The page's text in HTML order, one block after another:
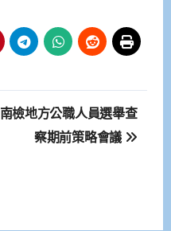
南檢地方公職人員選舉查
察期前策略會議